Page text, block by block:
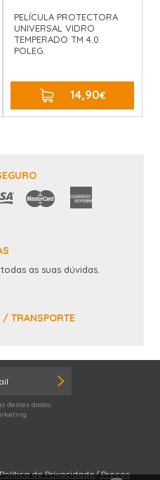
COMPRAR
PELÍCULA PROTECTORA
UNIVERSAL VIDRO
TEMPERADO TM 4.0
POLEG.
14,90€
as suas dúvidas.
/ TRANSPORTE
destes dados
Política de Privacidade/Preços